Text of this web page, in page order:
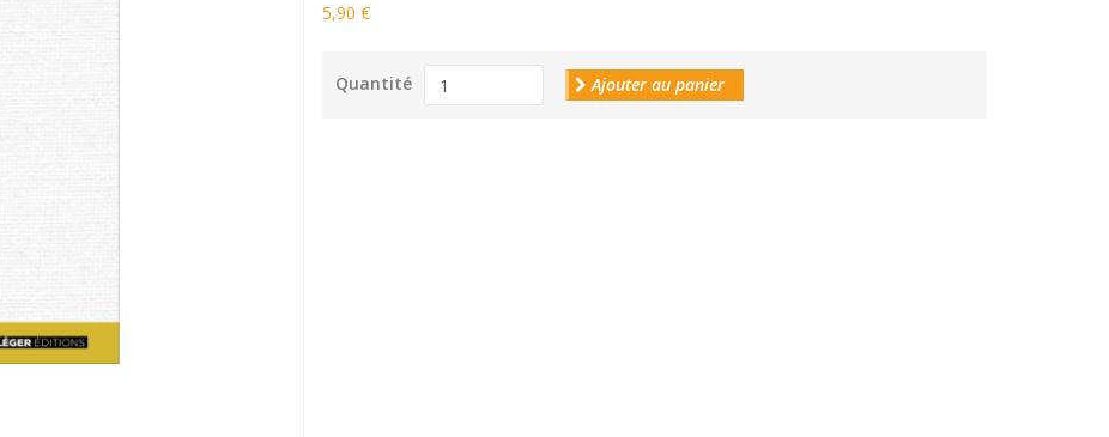
5,90 €
Quantité Ajouter au panier